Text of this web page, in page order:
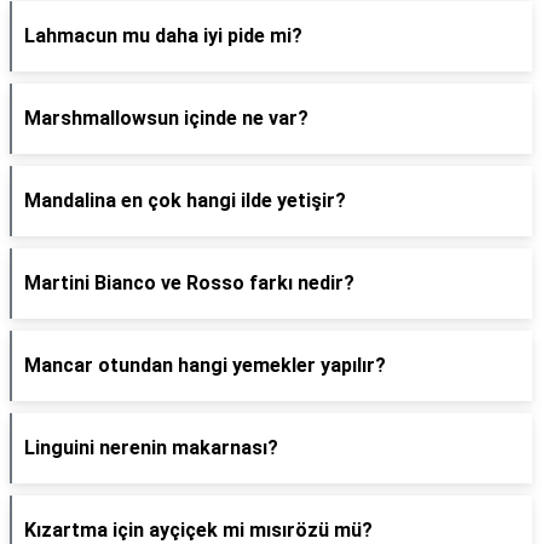
Lahmacun mu daha iyi pide mi?
Marshmallowsun içinde ne var?
Mandalina en çok hangi ilde yetişir?
Martini Bianco ve Rosso farkı nedir?
Mancar otundan hangi yemekler yapılır?
Linguini nerenin makarnası?
Kızartma için ayçiçek mi mısırözü mü?